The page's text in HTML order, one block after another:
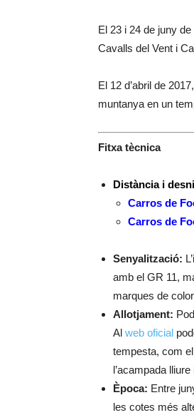
El 23 i 24 de juny de
Cavalls del Vent i
El 12 d’abril de 2017,
muntanya en un
Fitxa tècnica
Distància i
Carros de
Carros de
Senyalització:
amb el GR 11,
marques de
Allotjament:
Al web oficial
tempesta, com el
l’acampada
Època: Entre
les cotes més